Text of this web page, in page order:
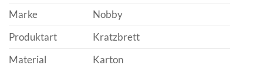
Marke
Nobby
Produktart
Kratzbrett
Material
Karton